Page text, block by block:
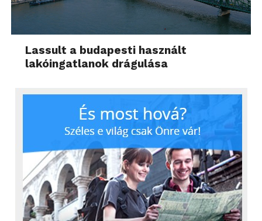
Lassult a budapesti használt
lakóingatlanok drágulása